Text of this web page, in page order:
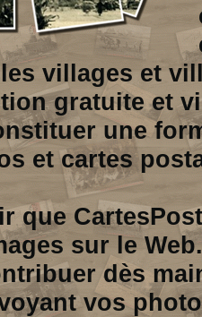
villages et
gratuite et
une
et cartes
que
sur le Web.
dès
vos